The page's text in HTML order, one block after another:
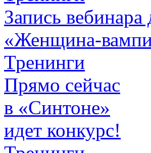
Запись
«Женщина-
Тренинги
Прямо сейчас
в «Синтоне»
идет конкурс!